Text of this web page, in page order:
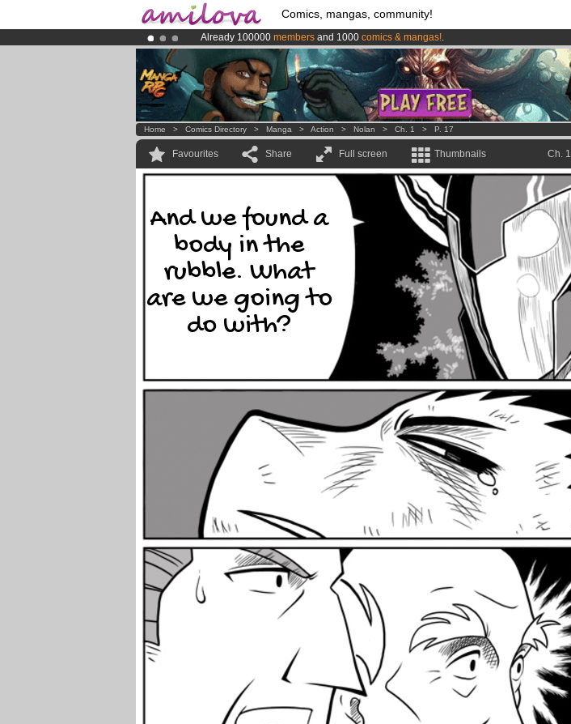
Comics, mangas, community!
Already 100000 members and 1000 comics & mangas!.
Premium membership from3.95 eurosper month !Get membership now
AmilovaKickstarter is now LIVE!.
Home > Comics Directory > Manga > Action > Nolan > Ch. 1 > P. 17
Favourites Share Full screen Thumbnails Ch. 1
And we found a
body in the
rubble. What
are we going to
do with?